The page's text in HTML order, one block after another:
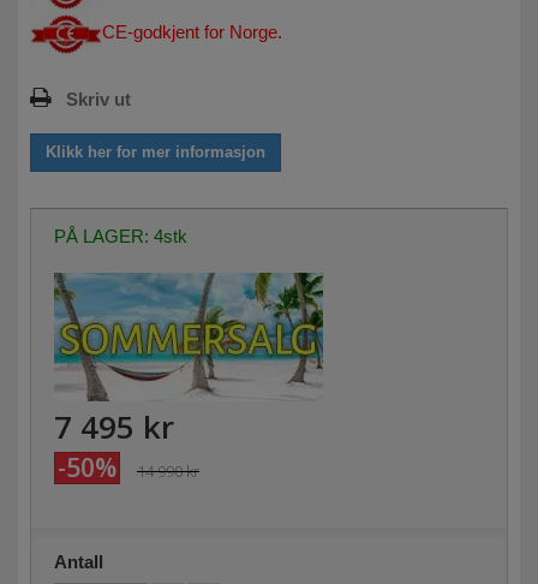
CE-godkjent for Norge.
Skriv ut
Klikk her for mer informasjon
PÅ LAGER: 4stk
7 495 kr
-50% 14 990 kr
Antall